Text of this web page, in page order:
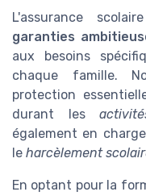
L'assurance
garanties
aux besoins
chaque famille.
protection
durant les
également en
le harcèlement
En optant pour la